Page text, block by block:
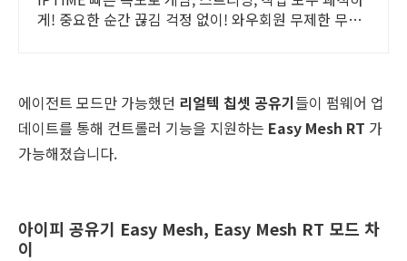
게! 중요한 순간 끊김 걱정 없이! 와우회원 무제한 무료
에이전트 모드만 가능했던 리얼텍 칩셋 공유기들이 펌웨어 업
데이트를 통해 컨트롤러 기능을 지원하는 Easy Mesh RT 가
가능해졌습니다.
아이피 공유기 Easy Mesh, Easy Mesh RT 모드 차
이